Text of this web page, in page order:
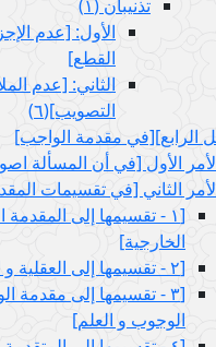
تذنيبان (١)
الأول: [عدم
القطع‏]
الثاني: [عدم
التصويب‏](٦)
الرابع‏][في مقدمة الواجب‏]
الأول‏ [في أن المسألة
الثاني‏ [في تقسيمات
[١ - تقسيمها إلى المقدمة
الخارجية]
[٢ - تقسيمها إلى العقلية و الشرعية و العادية]
[٣ - تقسيمها إلى مقدمة
الوجوب و العلم‏]